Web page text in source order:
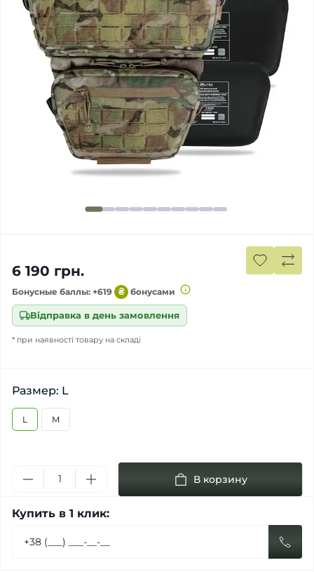
Відправка в день замовлення
* при наявності товару на складі
6 190 грн.
Бонусные баллы: +619 ₴ бонусами
Размер: L
L M
В корзину
Купить в 1 клик: